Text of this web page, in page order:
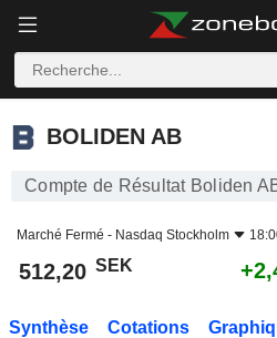
BOLIDEN AB
BOLIDEN AB
Compte de Résultat Boliden
Marché Fermé - Nasdaq Stockholm
512,20 SEK
Synthèse Cotations